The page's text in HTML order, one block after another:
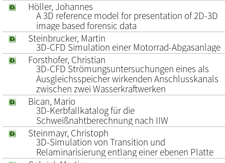
Höller, Johannes
A 3D reference model for presentation of 2D-3D
image based forensic data
Steinbrucker, Martin
3D-CFD Simulation einer Motorrad-Abgasanlage
Forsthofer, Christian
3D-CFD Strömungsuntersuchungen eines als
Ausgleichsspeicher wirkenden Anschlusskanals
zwischen zwei Wasserkraftwerken
Bican, Mario
3D-Kerbfallkatalog für die
Schweißnahtberechnung nach IIW
Steinmayr, Christoph
3D-Simulation von Transition und
Relaminarisierung entlang einer ebenen Platte